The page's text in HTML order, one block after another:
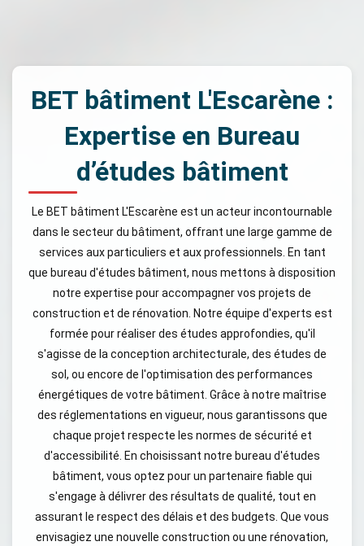
BET bâtiment L'Escarène :
Expertise en Bureau
d’études bâtiment
Le BET bâtiment L'Escarène est un acteur incontournable
dans le secteur du bâtiment, offrant une large gamme de
services aux particuliers et aux professionnels. En tant
que bureau d'études bâtiment, nous mettons à disposition
notre expertise pour accompagner vos projets de
construction et de rénovation. Notre équipe d'experts est
formée pour réaliser des études approfondies, qu'il
s'agisse de la conception architecturale, des études de
sol, ou encore de l'optimisation des performances
énergétiques de votre bâtiment. Grâce à notre maîtrise
des réglementations en vigueur, nous garantissons que
chaque projet respecte les normes de sécurité et
d'accessibilité. En choisissant notre bureau d'études
bâtiment, vous optez pour un partenaire fiable qui
s'engage à délivrer des résultats de qualité, tout en
assurant le respect des délais et des budgets. Que vous
envisagiez une nouvelle construction ou une rénovation,